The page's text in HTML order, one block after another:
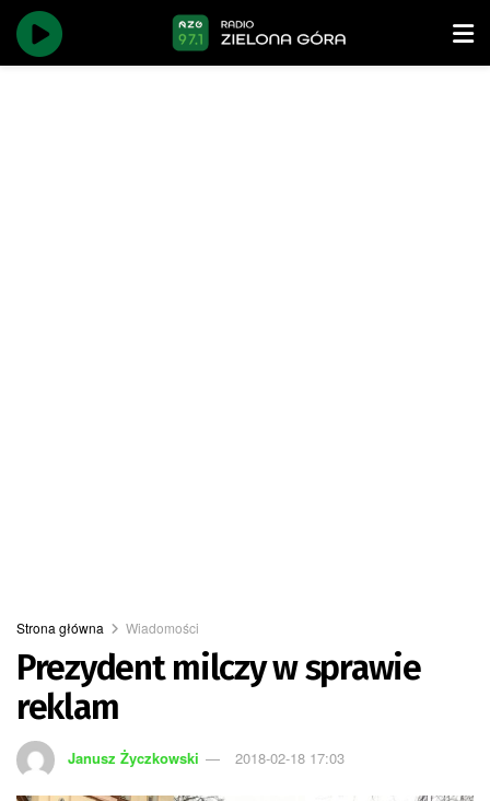
Strona główna Wiadomości
Prezydent milczy w sprawie
reklam
Janusz Życzkowski 2018-02-18 17:03